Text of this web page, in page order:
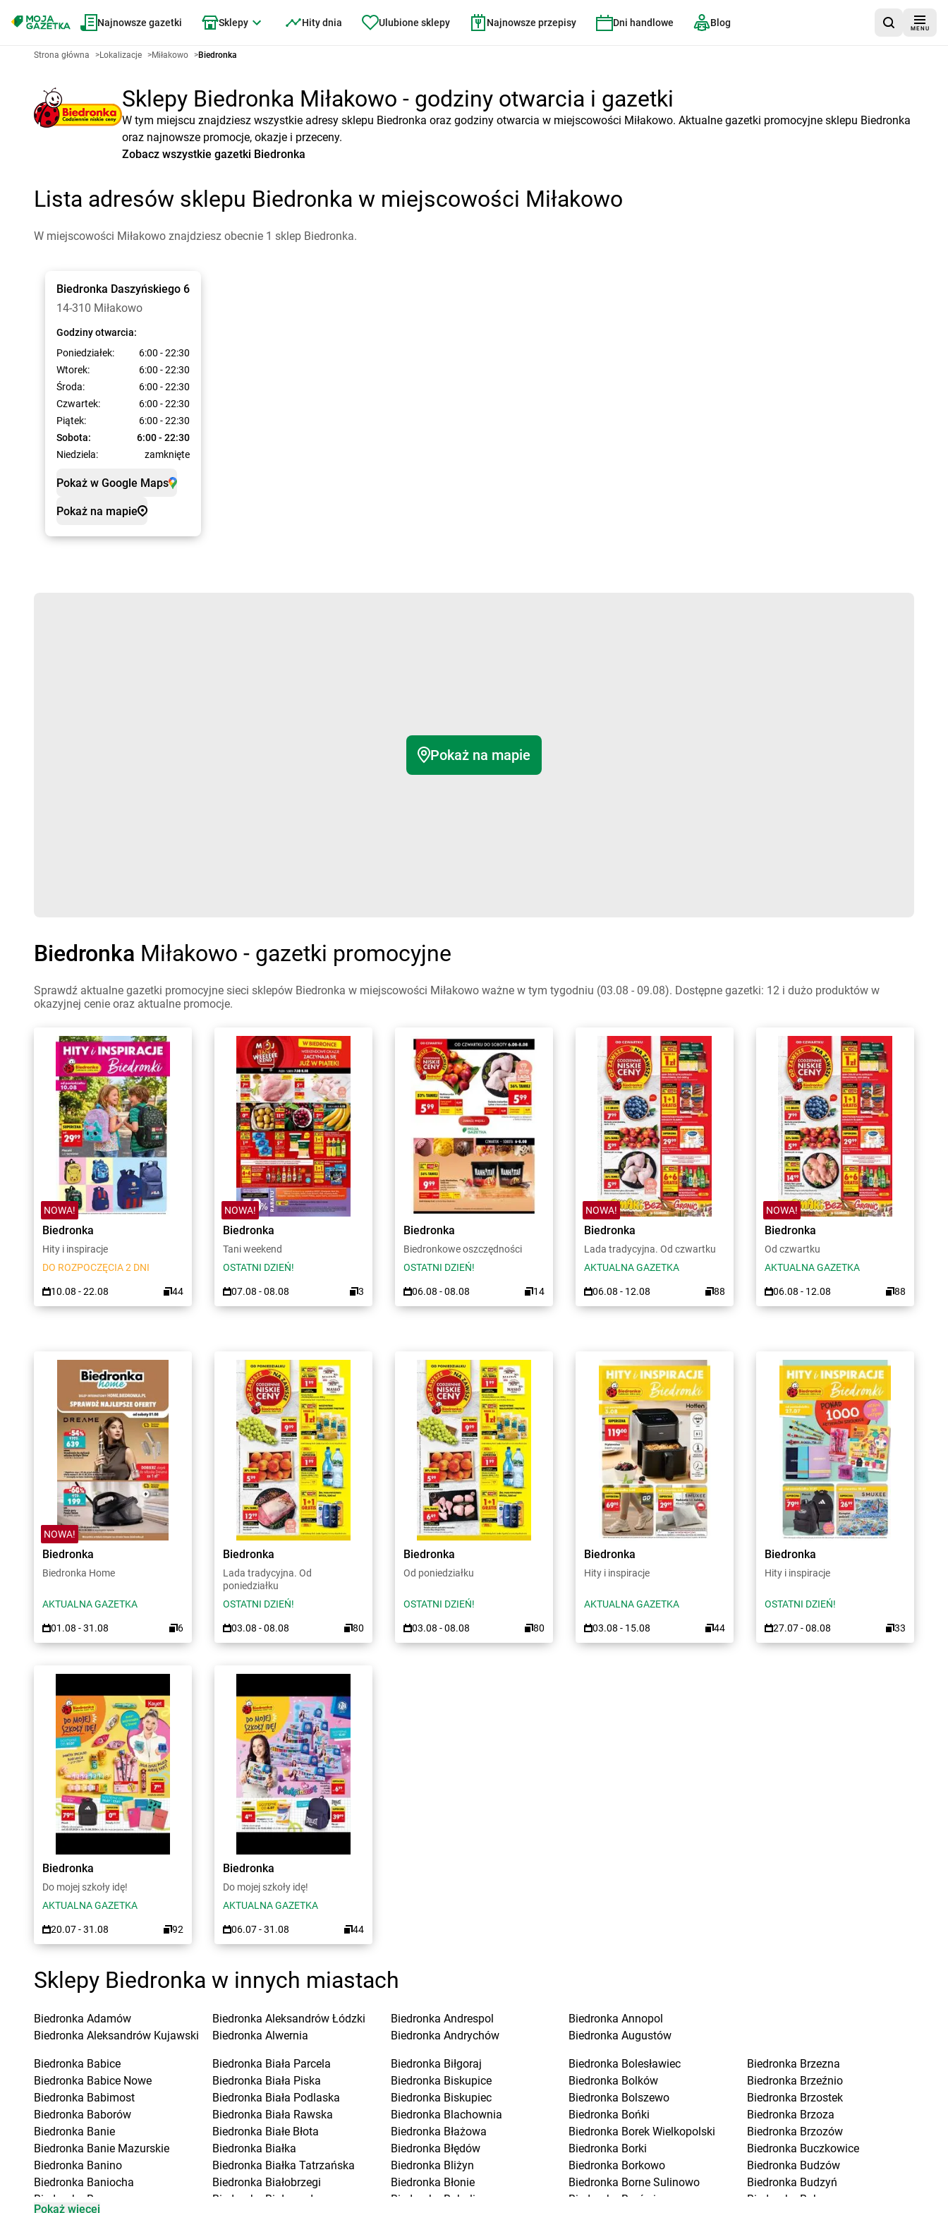
Najnowsze gazetki Sklepy Hity dnia Ulubione sklepy Najnowsze przepisy Dni handlowe Blog
MENU
Strona główna >Lokalizacje >Miłakowo >Biedronka
Sklepy Biedronka Miłakowo - godziny otwarcia i gazetki
W tym miejscu znajdziesz wszystkie adresy sklepu Biedronka oraz godziny otwarcia w miejscowości Miłakowo. Aktualne gazetki promocyjne sklepu Biedronka
oraz najnowsze promocje, okazje i przeceny.
Zobacz wszystkie gazetki Biedronka
Lista adresów sklepu Biedronka w miejscowości Miłakowo
W miejscowości Miłakowo znajdziesz obecnie 1 sklep Biedronka.
Biedronka Daszyńskiego 6
14-310 Miłakowo
Godziny otwarcia:
Poniedziałek:
6:00 - 22:30
Wtorek:
6:00 - 22:30
Środa:
6:00 - 22:30
Czwartek:
6:00 - 22:30
Piątek:
6:00 - 22:30
Sobota:
6:00 - 22:30
Niedziela:
zamknięte
Pokaż w Google Maps
Pokaż na mapie
Pokaż na mapie
Biedronka Miłakowo - gazetki promocyjne
Sprawdź aktualne gazetki promocyjne sieci sklepów Biedronka w miejscowości Miłakowo ważne w tym tygodniu (03.08 - 09.08). Dostępne gazetki: 12 i dużo produktów w
okazyjnej cenie oraz aktualne promocje.
NOWA!
Biedronka
Hity i inspiracje
DO ROZPOCZĘCIA 2 DNI
10.08 - 22.08 44
NOWA!
Biedronka
Tani weekend
OSTATNI DZIEŃ!
07.08 - 08.08 3
Biedronka
Biedronkowe oszczędności
OSTATNI DZIEŃ!
06.08 - 08.08 14
NOWA!
Biedronka
Lada tradycyjna. Od czwartku
AKTUALNA GAZETKA
06.08 - 12.08 88
NOWA!
Biedronka
Od czwartku
AKTUALNA GAZETKA
06.08 - 12.08 88
NOWA!
Biedronka
Biedronka Home
AKTUALNA GAZETKA
01.08 - 31.08 6
Biedronka
Lada tradycyjna. Od
poniedziałku
OSTATNI DZIEŃ!
03.08 - 08.08 80
Biedronka
Od poniedziałku
OSTATNI DZIEŃ!
03.08 - 08.08 80
Biedronka
Hity i inspiracje
AKTUALNA GAZETKA
03.08 - 15.08 44
Biedronka
Hity i inspiracje
OSTATNI DZIEŃ!
27.07 - 08.08 33
Biedronka
Do mojej szkoły idę!
AKTUALNA GAZETKA
20.07 - 31.08 92
Biedronka
Do mojej szkoły idę!
AKTUALNA GAZETKA
06.07 - 31.08 44
Sklepy Biedronka w innych miastach
Biedronka Adamów
Biedronka Aleksandrów Kujawski
Biedronka Aleksandrów Łódzki
Biedronka Alwernia
Biedronka Andrespol
Biedronka Andrychów
Biedronka Annopol
Biedronka Augustów
Biedronka Babice
Biedronka Babice Nowe
Biedronka Babimost
Biedronka Baborów
Biedronka Banie
Biedronka Banie Mazurskie
Biedronka Banino
Biedronka Baniocha
Biedronka
Baranowo
Biedronka Biała Parcela
Biedronka Biała Piska
Biedronka Biała Podlaska
Biedronka Biała Rawska
Biedronka Białe Błota
Biedronka Białka
Biedronka Białka Tatrzańska
Biedronka Białobrzegi
Biedronka
Białogard
Biedronka Biłgoraj
Biedronka Biskupice
Biedronka Biskupiec
Biedronka Blachownia
Biedronka Błażowa
Biedronka Błędów
Biedronka Bliżyn
Biedronka Błonie
Biedronka
Bobolice
Biedronka Bolesławiec
Biedronka Bolków
Biedronka Bolszewo
Biedronka Bońki
Biedronka Borek Wielkopolski
Biedronka Borki
Biedronka Borkowo
Biedronka Borne Sulinowo
Biedronka
Borówiec
Biedronka Brzezna
Biedronka Brzeźnio
Biedronka Brzostek
Biedronka Brzoza
Biedronka Brzozów
Biedronka Buczkowice
Biedronka Budzów
Biedronka Budzyń
Biedronka
Buk
Pokaż więcej